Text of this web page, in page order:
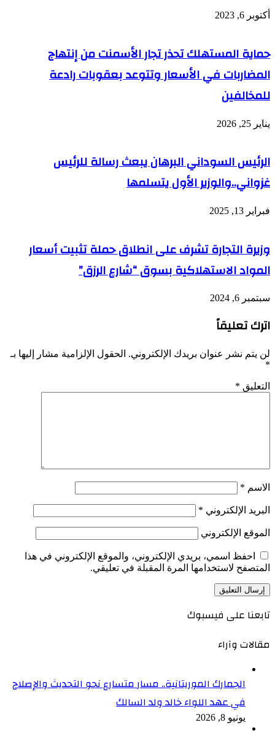
أكتوبر 6, 2023
حماية المستهلك تحذر تجار الأسمنت من إنتهاج
المضاربات في الأسعار وتتوعد بعقوبات رادعة
للمخالفين
يناير 25, 2026
الرئيس السوداني البرهان يبعث رسالة للرئيس
غزواني..والوزير الأول يتسلمها
فبراير 13, 2025
وزيرة التجارة تشرف على انطلاق حملة تثبيت أسعار
المواد الاستهلاكية بسوق “شارع الرزق”
سبتمبر 6, 2024
اترك تعليقاً
لن يتم نشر عنوان بريدك الإلكتروني. الحقول الإلزامية مشار إليها بـ
*
التعليق *
الاسم *
البريد الإلكتروني *
الموقع الإلكتروني
احفظ اسمي، بريدي الإلكتروني، والموقع الإلكتروني في هذا
المتصفح لاستخدامها المرة المقبلة في تعليقي.
تابعنا على فيسبوك
مقالات وآراء
الجمارك الموريتانية.. مسار متسارع نحو التحديث والإصلاح
في عهد اللواء خالد ولد السالك
يونيو 8, 2026